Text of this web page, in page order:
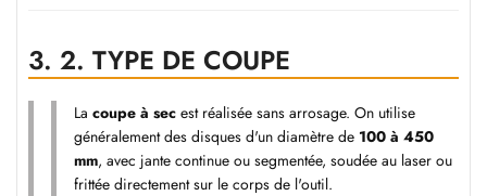
3. 2. TYPE DE COUPE
La coupe à sec est réalisée sans arrosage. On utilise
généralement des disques d'un diamètre de 100 à 450
mm, avec jante continue ou segmentée, soudée au laser ou
frittée directement sur le corps de l'outil.